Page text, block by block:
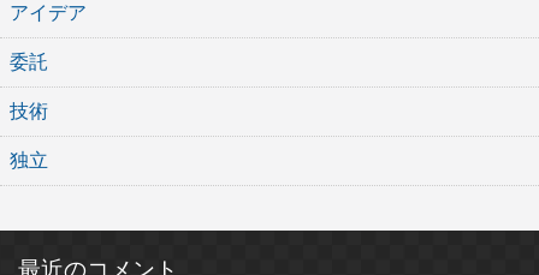
アイデア
委託
技術
独立
最近のコメント